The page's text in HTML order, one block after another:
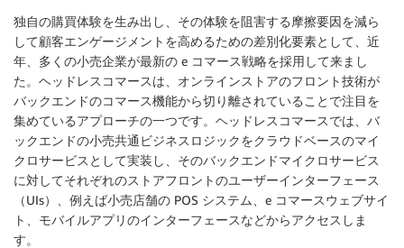
独自の購買体験を生み出し、その体験を阻害する摩擦要因を減ら
して顧客エンゲージメントを高めるための差別化要素として、近
年、多くの小売企業が最新の e コマース戦略を採用して来まし
た。ヘッドレスコマースは、オンラインストアのフロント技術が
バックエンドのコマース機能から切り離されていることで注目を
集めているアプローチの一つです。ヘッドレスコマースでは、バ
ックエンドの小売共通ビジネスロジックをクラウドベースのマイ
クロサービスとして実装し、そのバックエンドマイクロサービス
に対してそれぞれのストアフロントのユーザーインターフェース
（UIs）、例えば小売店舗の POS システム、e コマースウェブサイ
ト、モバイルアプリのインターフェースなどからアクセスしま
す。